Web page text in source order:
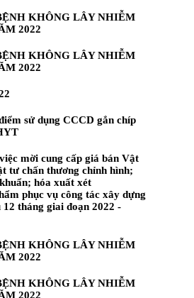
KHÔNG LÂY NHIỄM
2022
KHÔNG LÂY NHIỄM
2022
sử dụng CCCD gắn chíp
mời cung cấp giá bán Vật
tư chấn thương chỉnh hình;
hóa xuất xét
phục vụ công tác xây dựng
12 tháng giai đoạn 2022 -
KHÔNG LÂY NHIỄM
2022
KHÔNG LÂY NHIỄM
2022